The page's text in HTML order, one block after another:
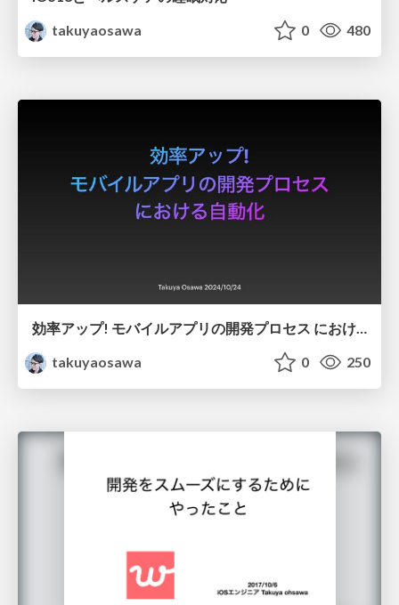
takuyaosawa
0 480
takuyaosawa
0 250